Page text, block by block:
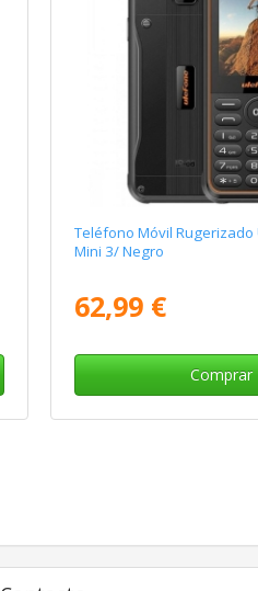
Teléfono Móvil
Mini 3/ Negro
62,99 €
Comprar